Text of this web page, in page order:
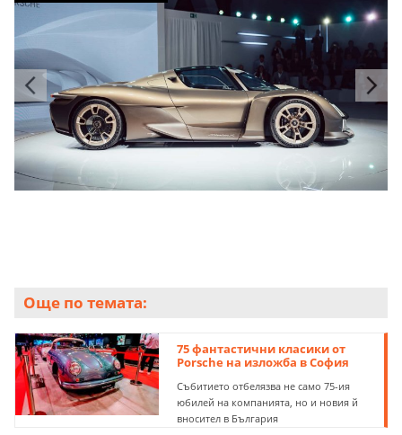
Още по темата:
75 фантастични класики от
Porsche на изложба в София
Събитието отбелязва не само 75-ия
юбилей на компанията, но и новия й
вносител в България